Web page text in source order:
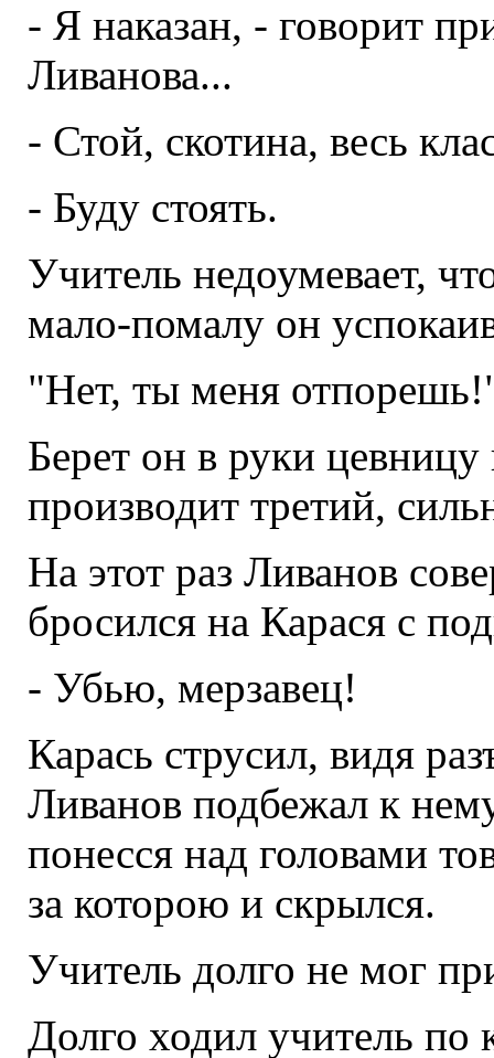
- Я наказан, - говорит
Ливанова...
- Стой, скотина, весь
- Буду стоять.
Учитель недоумевает,
мало-помалу он
"Нет, ты меня
Берет он в руки
производит третий,
На этот раз Ливанов
бросился на Карася с
- Убью, мерзавец!
Карась струсил, видя
Ливанов подбежал к
понесся над головами
за которою и скрылся.
Учитель долго не мог
Долго ходил учитель